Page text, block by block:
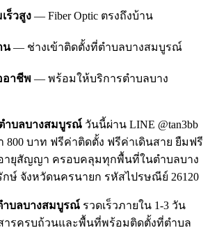
ร็วสูง — Fiber Optic ตรงถึงบ้าน
น— ช่างเข้าติดตั้งที่ตำบลบางสมบูรณ์
อาชีพ — พร้อมให้บริการตำบลบาง
ำบลบางสมบูรณ์ วันนี้ผ่าน LINE @tan3bb
800 บาท ฟรีค่าติดตั้ง ฟรีค่าเดินสาย ยืมฟรี
อายุสัญญา ครอบคลุมทุกพื้นที่ในตำบลบาง
ษ์ จังหวัดนครนายก รหัสไปรษณีย์ 26120
ำบลบางสมบูรณ์ รวดเร็วภายใน 1-3 วัน
ารครบถ้วนและพื้นที่พร้อมติดตั้งที่ตำบล